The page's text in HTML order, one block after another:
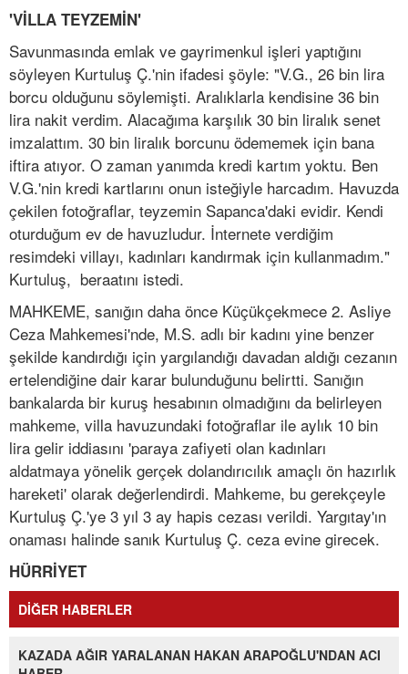
'VİLLA TEYZEMİN'
Savunmasında emlak ve gayrimenkul işleri yaptığını
söyleyen Kurtuluş Ç.'nin ifadesi şöyle: "V.G., 26 bin lira
borcu olduğunu söylemişti. Aralıklarla kendisine 36 bin
lira nakit verdim. Alacağıma karşılık 30 bin liralık senet
imzalattım. 30 bin liralık borcunu ödememek için bana
iftira atıyor. O zaman yanımda kredi kartım yoktu. Ben
V.G.'nin kredi kartlarını onun isteğiyle harcadım. Havuzda
çekilen fotoğraflar, teyzemin Sapanca'daki evidir. Kendi
oturduğum ev de havuzludur. İnternete verdiğim
resimdeki villayı, kadınları kandırmak için kullanmadım."
Kurtuluş, beraatını istedi.
MAHKEME, sanığın daha önce Küçükçekmece 2. Asliye
Ceza Mahkemesi'nde, M.S. adlı bir kadını yine benzer
şekilde kandırdığı için yargılandığı davadan aldığı cezanın
ertelendiğine dair karar bulunduğunu belirtti. Sanığın
bankalarda bir kuruş hesabının olmadığını da belirleyen
mahkeme, villa havuzundaki fotoğraflar ile aylık 10 bin
lira gelir iddiasını 'paraya zafiyeti olan kadınları
aldatmaya yönelik gerçek dolandırıcılık amaçlı ön hazırlık
hareketi' olarak değerlendirdi. Mahkeme, bu gerekçeyle
Kurtuluş Ç.'ye 3 yıl 3 ay hapis cezası verildi. Yargıtay'ın
onaması halinde sanık Kurtuluş Ç. ceza evine girecek.
HÜRRİYET
DİĞER HABERLER
KAZADA AĞIR YARALANAN HAKAN ARAPOĞLU'NDAN ACI